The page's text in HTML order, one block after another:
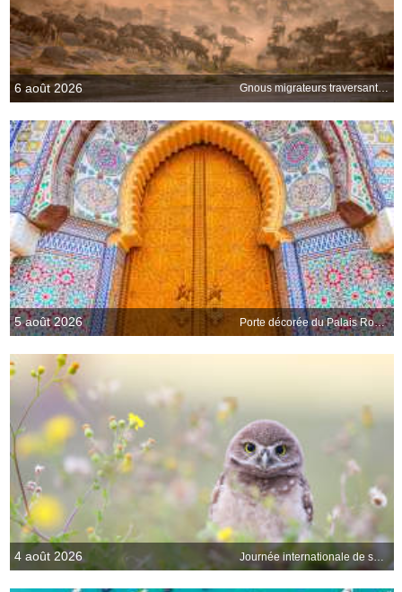
6 août 2026 Gnous migrateurs traversant la rivière Mara, Kenya
5 août 2026 Porte décorée du Palais Royal de Fès, Maroc
4 août 2026 Journée internationale de sensibilisation aux hiboux